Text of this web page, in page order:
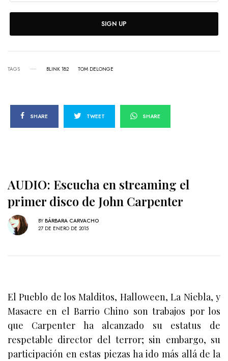
SIGN UP
TAGS BLINK 182 TOM DELONGE
SHARE TWEET SHARE
AUDIO: Escucha en streaming el
primer disco de John Carpenter
BY BÁRBARA CARVACHO
27 DE ENERO DE 2015
El Pueblo de los Malditos, Halloween, La Niebla, y
Masacre en el Barrio Chino son trabajos por los
que Carpenter ha alcanzado su estatus de
respetable director del terror; sin embargo, su
participación en estas piezas ha ido más allá de la